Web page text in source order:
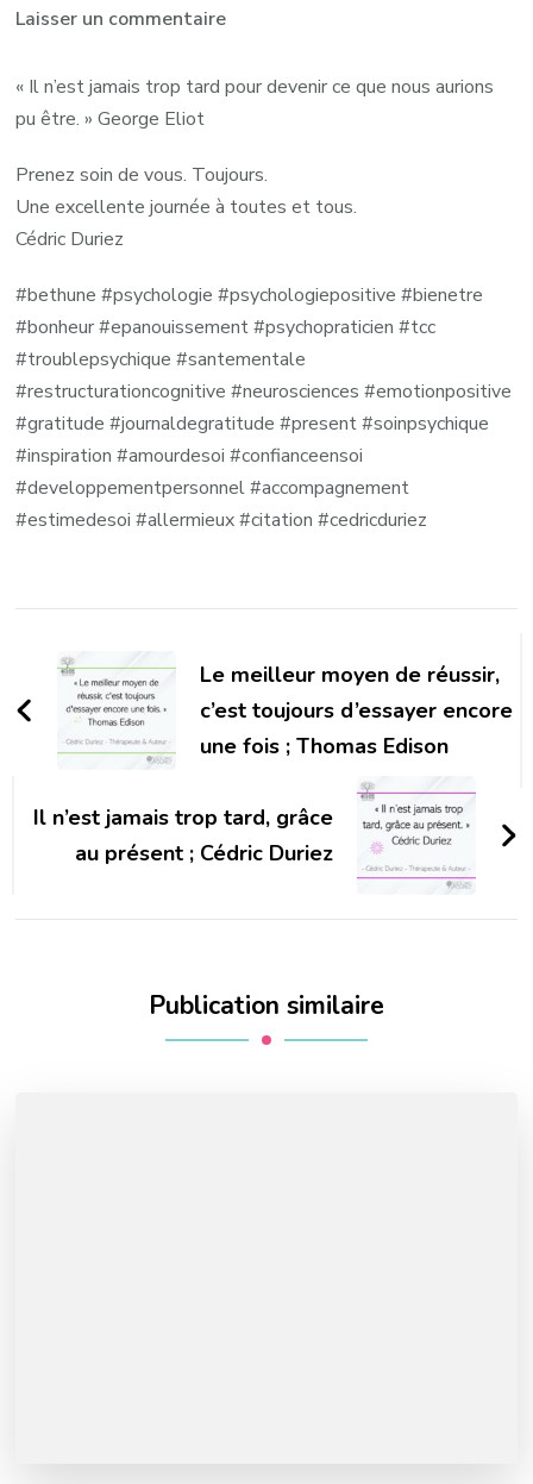
Laisser un commentairesur
n’est
tard pour
devenir
nous
aurions
pu
être
;
George
Eliot
« Il n’est jamais trop tard pour devenir ce que nous aurions
pu être. » George Eliot
Prenez soin de vous. Toujours.
Une excellente journée à toutes et tous.
Cédric Duriez
#bethune #psychologie #psychologiepositive #bienetre
#bonheur #epanouissement #psychopraticien #tcc
#troublepsychique #santementale
#restructurationcognitive #neurosciences #emotionpositive
#gratitude #journaldegratitude #present #soinpsychique
#inspiration #amourdesoi #confianceensoi
#developpementpersonnel #accompagnement
#estimedesoi #allermieux #citation #cedricduriez
d'article
Le meilleur moyen de réussir,
c’est toujours d’essayer encore
une fois ; Thomas Edison
Il n’est jamais trop tard, grâce
au présent ; Cédric Duriez
Publication similaire